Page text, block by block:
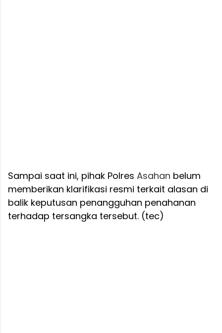
Sampai saat ini, pihak Polres Asahan belum
memberikan klarifikasi resmi terkait alasan di
balik keputusan penangguhan penahanan
terhadap tersangka tersebut. (tec)